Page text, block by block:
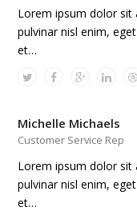
Lorem ipsum dolor sit
pulvinar nisl enim,
et…
Michelle Michaels
Customer Service Rep
Lorem ipsum dolor sit
pulvinar nisl enim,
et…